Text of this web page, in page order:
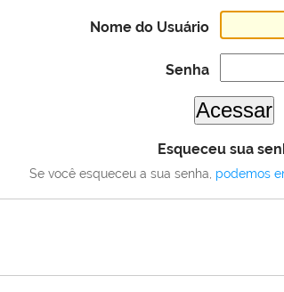
Nome do Usuário
Senha
Esqueceu sua
Se você esqueceu a sua senha, podemos